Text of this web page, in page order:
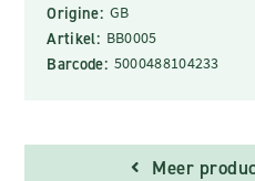
Origine: GB
Artikel: BB0005
Barcode: 5000488104233
Meer